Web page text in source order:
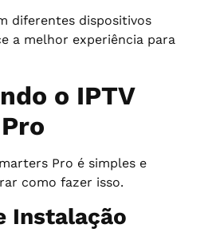
diferentes dispositivos
a melhor experiência para
o IPTV
Pro é simples e
como fazer isso.
Instalação